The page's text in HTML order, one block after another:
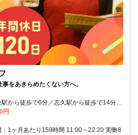
をあきらめたくない方へ。
から徒歩で6分／志久駅から徒歩で14分／
尾駅から朝日バスで22分／伊奈中央駅か
円
1ヶ月あたり159時間 11:00～22:20 実働8